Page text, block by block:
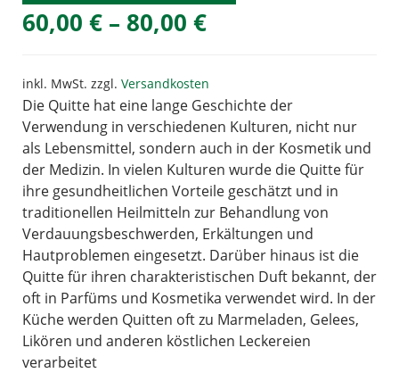
60,00 € – 80,00 €
inkl. MwSt. zzgl. Versandkosten
Die Quitte hat eine lange Geschichte der
Verwendung in verschiedenen Kulturen, nicht nur
als Lebensmittel, sondern auch in der Kosmetik und
der Medizin. In vielen Kulturen wurde die Quitte für
ihre gesundheitlichen Vorteile geschätzt und in
traditionellen Heilmitteln zur Behandlung von
Verdauungsbeschwerden, Erkältungen und
Hautproblemen eingesetzt. Darüber hinaus ist die
Quitte für ihren charakteristischen Duft bekannt, der
oft in Parfüms und Kosmetika verwendet wird. In der
Küche werden Quitten oft zu Marmeladen, Gelees,
Likören und anderen köstlichen Leckereien
verarbeitet